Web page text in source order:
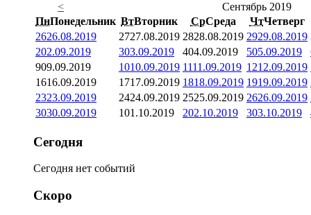
<
Сентябрь 2019
ПнПонедельник ВтВторник СрСреда ЧтЧетверг
2626.08.2019 2727.08.2019 2828.08.2019 2929.08.2019
202.09.2019 303.09.2019 404.09.2019 505.09.2019
909.09.2019 1010.09.2019 1111.09.2019 1212.09.2019
1616.09.2019 1717.09.2019 1818.09.2019 1919.09.2019
2323.09.2019 2424.09.2019 2525.09.2019 2626.09.2019
3030.09.2019 101.10.2019 202.10.2019 303.10.2019
Сегодня
Сегодня нет событий
Скоро